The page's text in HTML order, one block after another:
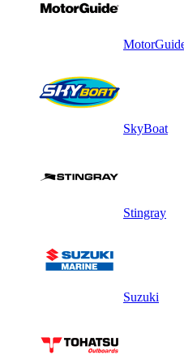
SkyBoat
Stingray
Suzuki